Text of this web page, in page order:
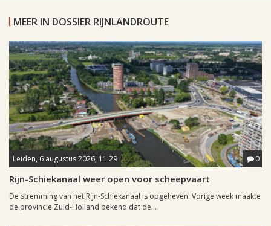
MEER IN DOSSIER RIJNLANDROUTE
Leiden, 6 augustus 2026, 11:29 0
Rijn-Schiekanaal weer open voor scheepvaart
De stremming van het Rijn-Schiekanaal is opgeheven. Vorige week maakte
de provincie Zuid-Holland bekend dat de...